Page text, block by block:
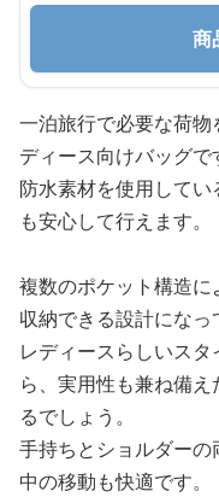
商
一泊旅行で必要な荷
ディース向けバッグで
防水素材を使用して
も安心して行えます。
複数のポケット構造
収納できる設計になっ
レディースらしいス
ら、実用性も兼ね備
るでしょう。
手持ちとショルダー
中の移動も快適です。